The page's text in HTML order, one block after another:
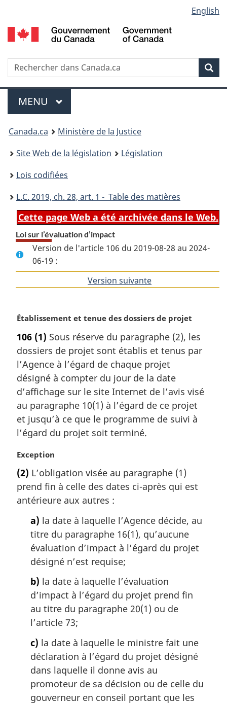
au
contenu
propos
de
la
HTML
simplifiée
selection
English
Recherche
Menu
MENU PRINCIPAL
You
are
here:
Canada.ca
Ministère de la Justice
Site Web de la législation
Législation
Lois codifiées
L.C. 2019, ch. 28, art. 1 - Table des matières
Cette page Web a été archivée dans le Web.
Loi sur l’évaluation d’impact
Version de l'article 106 du 2019-08-28 au 2024-
06-19 :
Version suivante
N
t
e
m
a
g
i
n
a
e
Établissement et tenue des dossiers de projet
106 (1) Sous réserve du paragraphe (2), les
dossiers de projet sont établis et tenus par
l’Agence à l’égard de chaque projet
désigné à compter du jour de la date
d’affichage sur le site Internet de l’avis visé
au paragraphe 10(1) à l’égard de ce projet
et jusqu’à ce que le programme de suivi à
l’égard du projet soit terminé.
N
t
e
m
Exception
(2) L’obligation visée au paragraphe (1)
prend fin à celle des dates ci-après qui est
antérieure aux autres :
a) la date à laquelle l’Agence décide, au
titre du paragraphe 16(1), qu’aucune
évaluation d’impact à l’égard du projet
désigné n’est requise;
b) la date à laquelle l’évaluation
d’impact à l’égard du projet prend fin
au titre du paragraphe 20(1) ou de
l’article 73;
c) la date à laquelle le ministre fait une
déclaration à l’égard du projet désigné
dans laquelle il donne avis au
promoteur de sa décision ou de celle du
gouverneur en conseil portant que les